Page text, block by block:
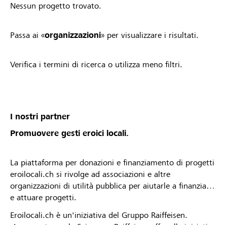
Nessun progetto trovato.
Passa ai «organizzazioni» per visualizzare i risultati.
Verifica i termini di ricerca o utilizza meno filtri.
I nostri partner
Promuovere gesti eroici locali.
La piattaforma per donazioni e finanziamento di progetti
eroilocali.ch si rivolge ad associazioni e altre
organizzazioni di utilità pubblica per aiutarle a finanziare
e attuare progetti.
Eroilocali.ch è un'iniziativa del Gruppo Raiffeisen.